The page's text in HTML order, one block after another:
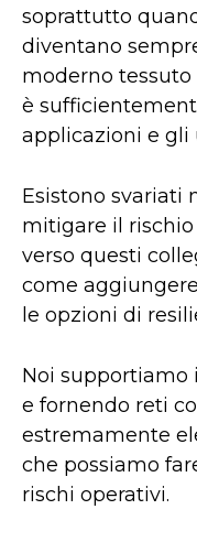
soprattutto
diventano
moderno tessuto
è
applicazioni e gli
Esistono svariati
mitigare il
verso questi
come
le opzioni di
Noi
e fornendo reti
estremamente
che possiamo
rischi operativi.